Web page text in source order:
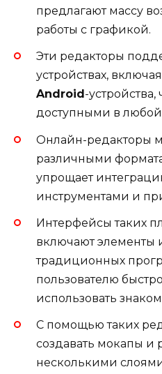
предлагают массу
работы с графикой.
Эти редакторы
устройствах,
Android -устройства,
доступными в
Онлайн-редакторы
различными
упрощает
инструментами и
Интерфейсы таких
включают
традиционных
пользователю
использовать
С помощью таких
создавать мокапы и
несколькими